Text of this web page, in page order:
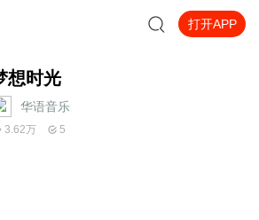
打开APP
想时光
华语音乐
3.62万 5